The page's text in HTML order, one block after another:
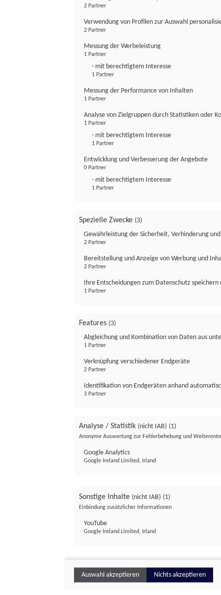
2 Partner
Verwendung von Profilen zur Auswahl
2 Partner
Messung der Werbeleistung
1 Partner
- mit berechtigtem Interesse
1 Partner
Messung der Performance von Inhalten
1 Partner
Analyse von Zielgruppen durch Statistiken oder
1 Partner
- mit berechtigtem Interesse
1 Partner
Entwicklung und Verbesserung der Angebote
0 Partner
- mit berechtigtem Interesse
1 Partner
Spezielle Zwecke (3)
Gewährleistung der Sicherheit, Verhinderung
2 Partner
Bereitstellung und Anzeige von Werbung und
2 Partner
Ihre Entscheidungen zum Datenschutz
1 Partner
Features (3)
Abgleichung und Kombination von Daten aus
1 Partner
Verknüpfung verschiedener Endgeräte
2 Partner
Identifikation von Endgeräten anhand
3 Partner
Analyse / Statistik (nicht IAB) (1)
Anonyme Auswertung zur Fehlerbehebung und
Google Analytics
Google Ireland Limited, Irland
Sonstige Inhalte (nicht IAB) (1)
Einbindung zusätzlicher Informationen
YouTube
Google Ireland Limited, Irland
Auswahl akzeptieren Nichts akzeptieren